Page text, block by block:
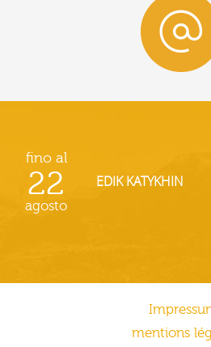
fino al
22
agosto
EDIK KATYKHIN
mentions